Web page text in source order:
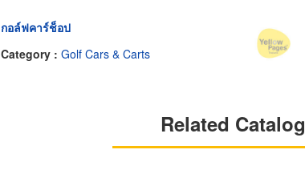
กอล์ฟคาร์ช็อป
Category : Golf Cars & Carts
Related Catalog